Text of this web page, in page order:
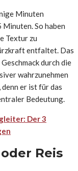
Minuten
So haben
Textur zu
entfaltet. Das
durch die
wahrzunehmen
er ist für das
Bedeutung.
Der 3
Reis